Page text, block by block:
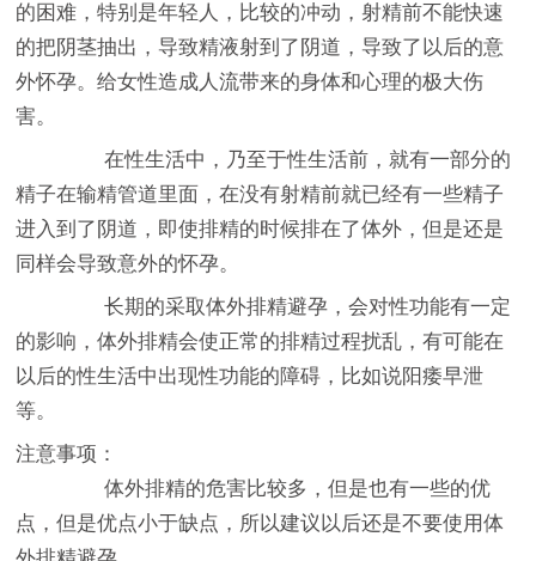
的困难，特别是年轻人，比较的冲动，射精前不能快速
的把阴茎抽出，导致精液射到了阴道，导致了以后的意
外怀孕。给女性造成人流带来的身体和心理的极大伤
害。
在性生活中，乃至于性生活前，就有一部分的
精子在输精管道里面，在没有射精前就已经有一些精子
进入到了阴道，即使排精的时候排在了体外，但是还是
同样会导致意外的怀孕。
长期的采取体外排精避孕，会对性功能有一定
的影响，体外排精会使正常的排精过程扰乱，有可能在
以后的性生活中出现性功能的障碍，比如说阳痿早泄
等。
注意事项：
体外排精的危害比较多，但是也有一些的优
点，但是优点小于缺点，所以建议以后还是不要使用体